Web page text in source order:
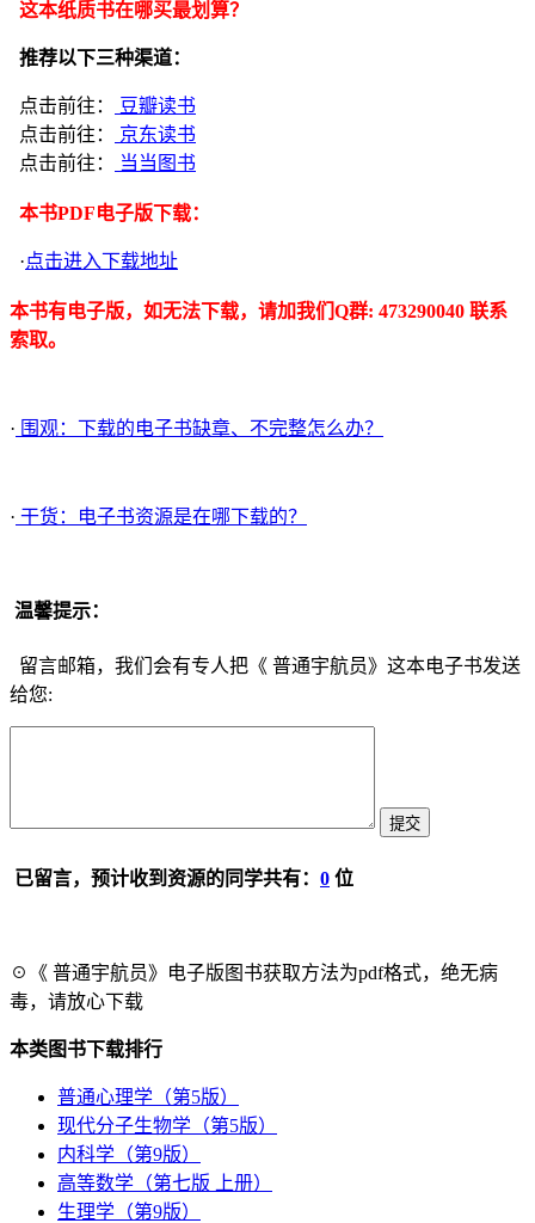
这本纸质书在哪买最划算？
推荐以下三种渠道：
点击前往：
豆瓣读书
点击前往：
京东读书
点击前往：
当当图书
本书PDF电子版下载：
·点击进入下载地址
本书有电子版，如无法下载，请加我们Q群: 473290040 联系
索取。
· 围观：下载的电子书缺章、不完整怎么办？
· 干货：电子书资源是在哪下载的？
温馨提示：
留言邮箱，我们会有专人把《 普通宇航员》这本电子书发送
给您:
已留言，预计收到资源的同学共有： 0 位
☉《 普通宇航员》电子版图书获取方法为pdf格式，绝无病
毒，请放心下载
本类图书下载排行
普通心理学（第5版）
现代分子生物学（第5版）
内科学（第9版）
高等数学（第七版 上册）
生理学（第9版）